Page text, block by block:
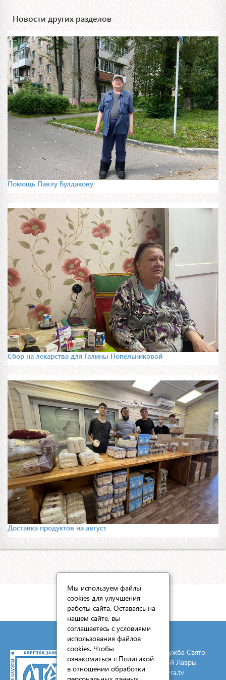
Новости других разделов
Помощь Павлу Булдакову
Сбор на лекарства для Галины Попельниковой
Доставка продуктов на август
КАРТА САЙТА
© 2026 Социальная служба Свято-
Троицкой Сергиевой Лавры
E-mail:mail@lavra.tv
Мы используем файлы
cookies для улучшения
работы сайта. Оставаясь на
нашем сайте, вы
соглашаетесь с условиями
использования файлов
cookies. Чтобы
ознакомиться с Политикой
в отношении обработки